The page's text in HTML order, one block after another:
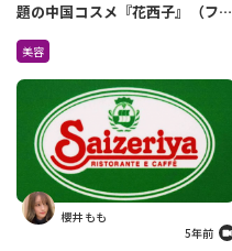
題の中国コスメ『花西子』（ファ
ーシーズ）が日本上陸！
Amazonで先行販売中
美容
櫻井 もも
5年前